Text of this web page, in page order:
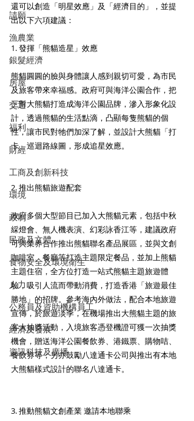
請願
漁農業
銀髮經濟
房屋
交通
福利
財經
工商及創新科技
環境
政制
民政及文體
食物安全及環境衛生
人力
公務員及資助機構員工
經濟及發展
資訊科技及廣播
還可以創造「明星效應」及「經濟目的」，並提
出以下六項建議：
1. 發揮「熊貓造星」效應
熊貓圓圓的臉與身體讓人感到親切可愛，為市民
及旅客帶來幸福感。政府可與海洋公園合作，把
三對大熊貓打造成海洋公園品牌，滲入形象化設
計，透過熊貓的生活點滴，凸顯每隻熊貓的個
性，讓市民對牠們加深了解，並設計大熊貓「打
卡」巡迴路線圖，形成追星效應。
2. 推出熊貓旅遊配套
政府多個大型節目已加入大熊貓元素，包括中秋
綵燈會、無人機表演、幻彩詠香江等，建議政府
可與業界合作推出熊貓聯名產品展區，並與文創
咖啡室、餐廳等打造主題限定餐品，並加上熊貓
主題住宿，全方位打造一站式熊貓主題旅遊體
驗，吸引人流而帶動消費，打造香港「旅遊最佳
勝地」的招牌。參考海內外做法，配合本地旅遊
宣傳，於旅遊淡季，在機場推出大熊貓主題的旅
客大抽獎活動，入境旅客憑登機證可獲一次抽獎
機會，贈送海洋公園餐飲券、港鐵票、購物咭、
餐飲券等；另亦鼓勵八達通卡公司與推出有本地
大熊貓樣式設計的聯名八達通卡。
3. 推動熊貓文創產業 邀請本地聯乘